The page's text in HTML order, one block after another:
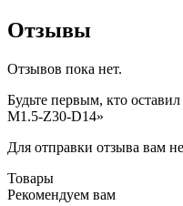
Отзывы
Отзывов пока нет.
Будьте первым, кто
M1.5-Z30-D14»
Для отправки отзыва вам
Товары
Рекомендуем вам